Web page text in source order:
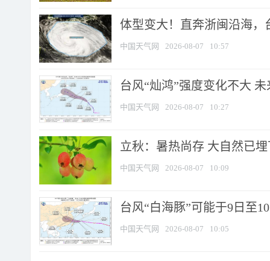
体型变大！直奔浙闽沿海，
中国天气网 2026-08-07 10:57
台风“灿鸿”强度变化不大
中国天气网 2026-08-07 10:27
立秋：暑热尚存 大自然已
中国天气网 2026-08-07 10:09
台风“白海豚”可能于9日至
中国天气网 2026-08-07 10:05